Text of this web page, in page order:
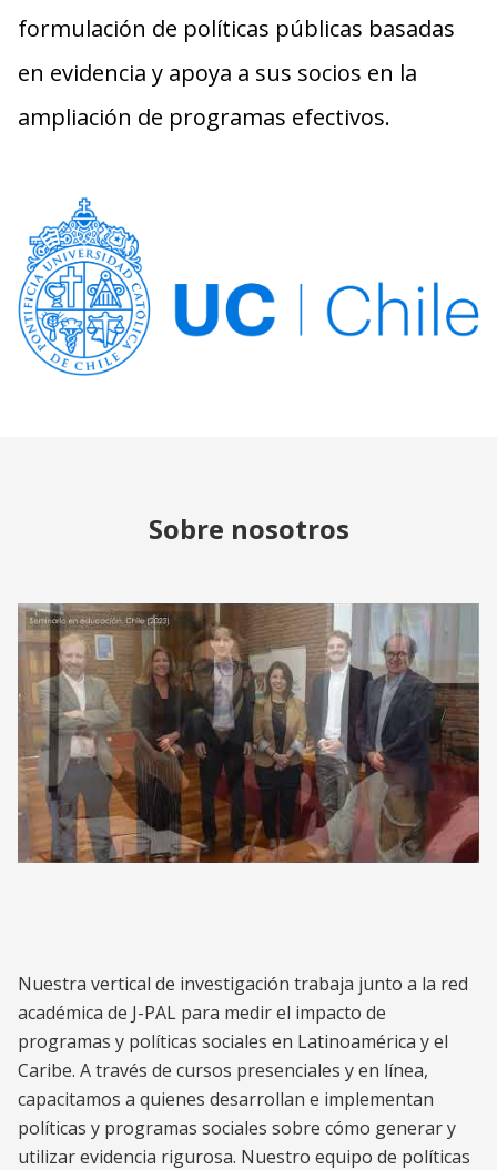
formulación de políticas públicas basadas
en evidencia y apoya a sus socios en la
ampliación de programas efectivos.
Imagen
Sobre nosotros
Nuestra vertical de investigación trabaja junto a la red
académica de J-PAL para medir el impacto de
programas y políticas sociales en Latinoamérica y el
Caribe. A través de cursos presenciales y en línea,
capacitamos a quienes desarrollan e implementan
políticas y programas sociales sobre cómo generar y
utilizar evidencia rigurosa. Nuestro equipo de políticas